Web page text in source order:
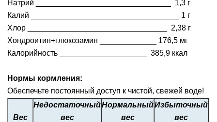
Натрий _______________________________ 1,3 г
Калий __________________________________ 1 г
Хлор ________________________________ 2,38 г
Хондроитин+глюкозамин _____________ 176,5 мг
Калорийность ____________________ 385,9 ккал
Нормы кормления:
Обеспечьте постоянный доступ к чистой, свежей воде!
Вес
Недостаточный
вес
Нормальный
вес
Избыточный
вес